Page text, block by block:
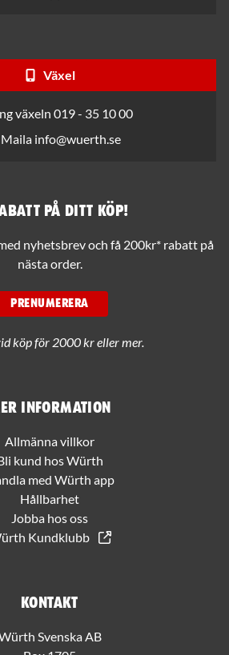
Växel
växeln 019 - 35 10 00
Maila info@wuerth.se
information
Allmänna villkor
kund hos Würth
med Würth app
Hållbarhet
Jobba hos oss
Kundklubb
Kontakt
Svenska AB
på ditt köp!
nyhetsbrev och få 200kr* rabatt på
nästa order.
PRENUMERERA
köp för 2000 kr eller mer.